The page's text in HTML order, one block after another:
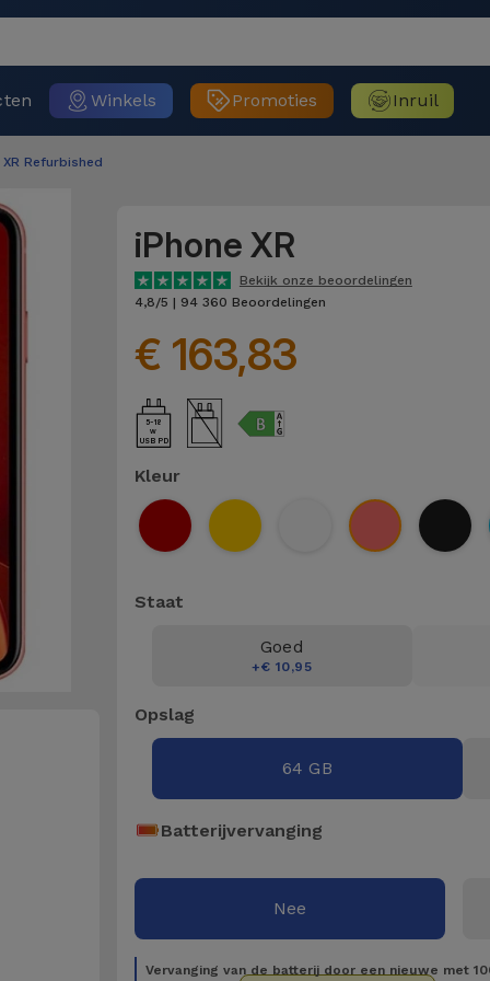
Winkels Promoties Inruil
Refurbished
iPhone XR
Bekijk onze beoordelingen
4,8/5 | 94 360 Beoordelingen
€ 163,83
5-18
USB PD
Kleur
Staat
Goed
+€ 10,95
Opslag
64 GB
Batterijvervanging
Nee
Vervanging van de batterij door een nieuwe met